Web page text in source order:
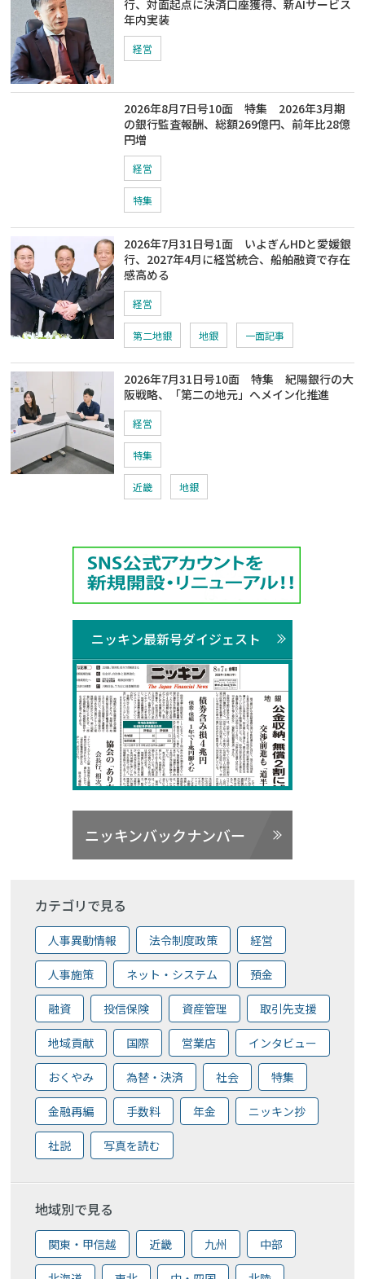
行、対面起点に決済口座獲得、新AIサービス
年内実装
経営
2026年8月7日号10面 特集 2026年3月期
の銀行監査報酬、総額269億円、前年比28億
円増
経営
特集
2026年7月31日号1面 いよぎんHDと愛媛銀
行、2027年4月に経営統合、船舶融資で存在
感高める
経営
第二地銀 地銀 一面記事
2026年7月31日号10面 特集 紀陽銀行の大
阪戦略、「第二の地元」へメイン化推進
経営
特集
近畿 地銀
ニッキン最新号ダイジェスト
ニッキンバックナンバー
カテゴリで見る
人事異動情報 法令制度政策 経営
人事施策 ネット・システム 預金
融資 投信保険 資産管理 取引先支援
地域貢献 国際 営業店 インタビュー
おくやみ 為替・決済 社会 特集
金融再編 手数料 年金 ニッキン抄
社説 写真を読む
地域別で見る
関東・甲信越 近畿 九州 中部